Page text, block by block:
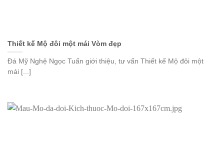
Thiết kế Mộ đôi một mái Vòm đẹp
Đá Mỹ Nghệ Ngọc Tuấn giới thiệu, tư vấn Thiết kế Mộ đôi một
mái [...]